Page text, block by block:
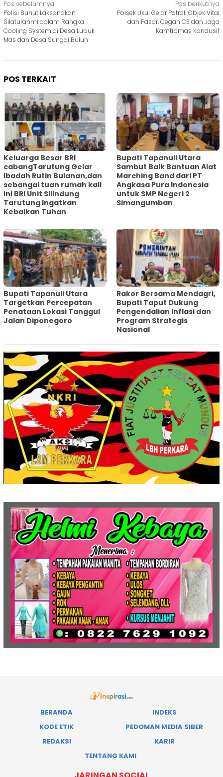
Navigasi
pos
Pos sebelumnya
Polisi Bunut Laksanakan
Silaturahmi dalam Rangka
Cooling System di Desa Lubuk
Mas dan Desa Sungai Buluh
Pos berikutnya
Polsek Ukui Gelar Patroli Objek Vital
dan Pasar, Cegah C3 dan Jaga
Kamtibmas Kondusif
POS TERKAIT
Keluarga Besar BRI
cabangTarutung Gelar
Ibadah Rutin Bulanan,dan
sebangai tuan rumah kali
ini BRI Unit Silindung
Tarutung Ingatkan
Kebaikan Tuhan
Bupati Tapanuli Utara
Sambut Baik Bantuan Alat
Marching Band dari PT
Angkasa Pura Indonesia
untuk SMP Negeri 2
Simangumban
‎Bupati Tapanuli Utara
Targetkan Percepatan
Penataan Lokasi Tanggul
Jalan Diponegoro
Rakor Bersama Mendagri,
Bupati Taput Dukung
Pengendalian Inflasi dan
Program Strategis
Nasional‎
BERANDA
INDEKS
KODE ETIK
PEDOMAN MEDIA SIBER
REDAKSI
KARIR
TENTANG KAMI